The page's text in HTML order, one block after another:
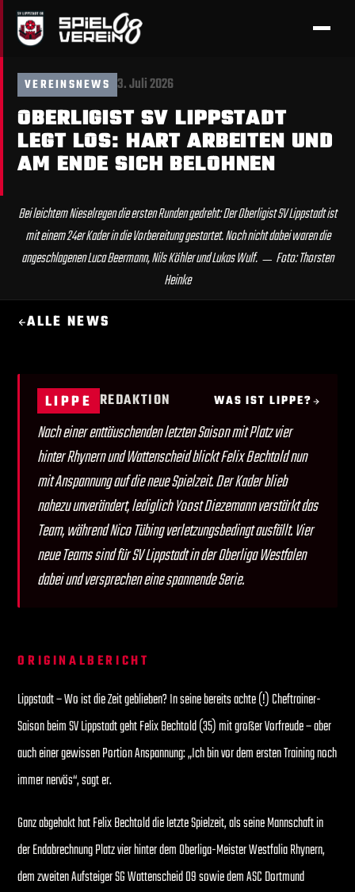
VEREINSNEWS 3. Juli 2026
OBERLIGIST SV LIPPSTADT
LEGT LOS: HART ARBEITEN UND
AM ENDE SICH BELOHNEN
Bei leichtem Nieselregen die ersten Runden gedreht: Der Oberligist SV Lippstadt ist
mit einem 24er Kader in die Vorbereitung gestartet. Noch nicht dabei waren die
angeschlagenen Luca Beermann, Nils Köhler und Lukas Wulf. ﹘ Foto: Thorsten
Heinke
ALLE NEWS
LIPPE REDAKTION WAS IST LIPPE?
Nach einer enttäuschenden letzten Saison mit Platz vier
hinter Rhynern und Wattenscheid blickt Felix Bechtold nun
mit Anspannung auf die neue Spielzeit. Der Kader blieb
nahezu unverändert, lediglich Yoost Diezemann verstärkt das
Team, während Nico Tübing verletzungsbedingt ausfällt. Vier
neue Teams sind für SV Lippstadt in der Oberliga Westfalen
dabei und versprechen eine spannende Serie.
ORIGINALBERICHT
Lippstadt – Wo ist die Zeit geblieben? In seine bereits achte (!) Cheftrainer-
Saison beim SV Lippstadt geht Felix Bechtold (35) mit großer Vorfreude – aber
auch einer gewissen Portion Anspannung: „Ich bin vor dem ersten Training noch
immer nervös“, sagt er.
Ganz abgehakt hat Felix Bechtold die letzte Spielzeit, als seine Mannschaft in
der Endabrechnung Platz vier hinter dem Oberliga-Meister Westfalia Rhynern,
dem zweiten Aufsteiger SG Wattenscheid 09 sowie dem ASC Dortmund